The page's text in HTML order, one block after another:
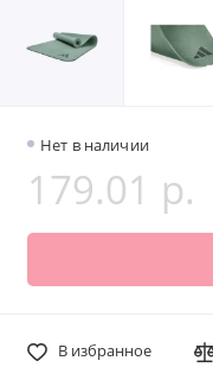
Нет в наличии
179.01 р.
В избранное